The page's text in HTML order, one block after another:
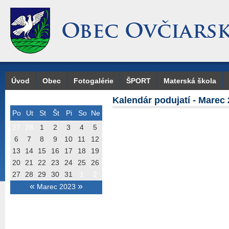
Úvod Obec Fotogalérie ŠPORT Materská škola
Po Ut St Št Pi So Ne
« Marec 2023 »
1 2 3 4
5
6
7 8 9 10 11
12
13
14 15 16 17 18
19
20
21 22 23 24 25
26
27
28 29 30 31
Kalendár podujatí - Marec